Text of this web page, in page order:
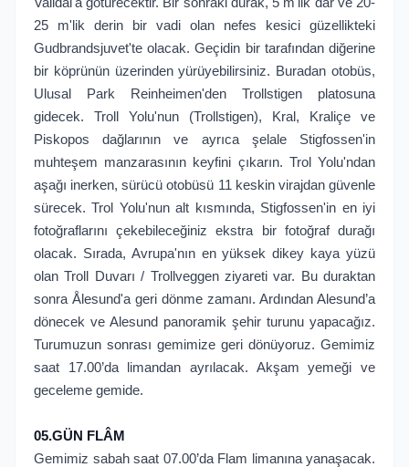
25 m'lik derin bir vadi olan nefes kesici güzellikteki
Gudbrandsjuvet'te olacak. Geçidin bir tarafından diğerine
bir köprünün üzerinden yürüyebilirsiniz. Buradan otobüs,
Ulusal Park Reinheimen'den Trollstigen platosuna
gidecek. Troll Yolu'nun (Trollstigen), Kral, Kraliçe ve
Piskopos dağlarının ve ayrıca şelale Stigfossen'in
muhteşem manzarasının keyfini çıkarın. Trol Yolu'ndan
aşağı inerken, sürücü otobüsü 11 keskin virajdan güvenle
sürecek. Trol Yolu'nun alt kısmında, Stigfossen'in en iyi
fotoğraflarını çekebileceğiniz ekstra bir fotoğraf durağı
olacak. Sırada, Avrupa'nın en yüksek dikey kaya yüzü
olan Troll Duvarı / Trollveggen ziyareti var. Bu duraktan
sonra Ålesund'a geri dönme zamanı. Ardından Alesund’a
dönecek ve Alesund panoramik şehir turunu yapacağız.
Turumuzun sonrası gemimize geri dönüyoruz. Gemimiz
saat 17.00’da limandan ayrılacak. Akşam yemeği ve
geceleme gemide.
05.GÜN FLÂM
Gemimiz sabah saat 07.00’da Flam limanına yanaşacak.